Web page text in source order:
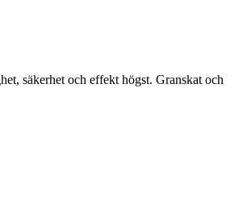
säkerhet och effekt högst. Granskat och